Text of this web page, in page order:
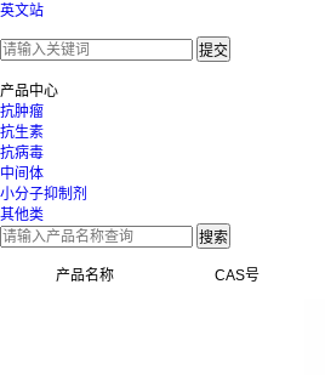
英文站
产品中心
抗肿瘤
抗生素
抗病毒
中间体
小分子抑制剂
其他类
产品名称 CAS号